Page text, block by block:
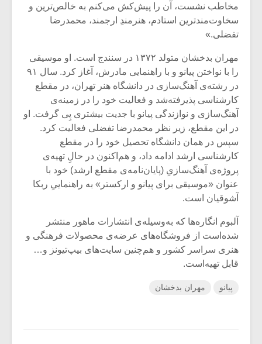
مخاطب نشست، آن را پیش‌کش می‌کنم به خالص‌ترین و
سخاوت‌مندترین استادم، هنرمندِ ارجمند، محمدرضا
تفضلی.»
مهران بدخشان متولد ۱۳۷۲ در سنندج است. او موسیقی
را با نواختن پیانو و با راهنمایی مادرش، آغاز کرد. سال ۹۱
در رشته‌ی آهنگ‌سازی در دانشگاه هنر تهران، در مقطع
کارشناسی پذیرفته‌شد و فعالیت خود را در زمینه‌ی
آهنگ‌سازی و نوازندگی پیانو با جدیت بیشتری پِی گرفت. او
در این مقطع، زیر نظر محمدرضا تفضلی فعالیت کرد.
سپس در همان دانشگاه تحصیل خود را در مقطع
کارشناسی ارشد ادامه داد، و هم‌اکنون در حالِ تهیه‌‌ی
پروژه‌ی آهنگ‌سازیِ (پایان‌نامه‌ی مقطع ارشد) خود با
عنوان «موسیقی برای پیانو و ارکستر» به راهنماییِ ربکا
آشوقیان است.
آلبوم انگاره‌ها که به‌وسیله‌ی انتشارات ماهور منتشر
شده‌است از فروشگاه‌های عرضه‌ی محصولات فرهنگی و
هنری سراسر کشور و هم‌چنین سایت‌های بیپ‌تیونز و…
قابل تهیه‌است.
پیانو مهران بدخشان